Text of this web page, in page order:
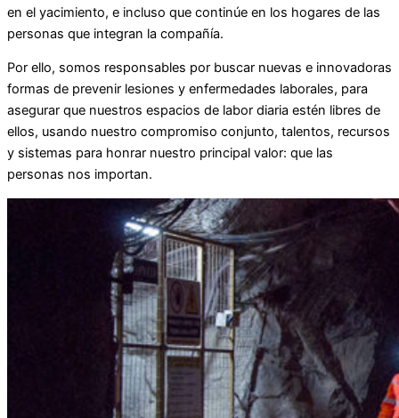
en el yacimiento, e incluso que continúe en los hogares de las
personas que integran la compañía.
Por ello, somos responsables por buscar nuevas e innovadoras
formas de prevenir lesiones y enfermedades laborales, para
asegurar que nuestros espacios de labor diaria estén libres de
ellos, usando nuestro compromiso conjunto, talentos, recursos
y sistemas para honrar nuestro principal valor: que las
personas nos importan.